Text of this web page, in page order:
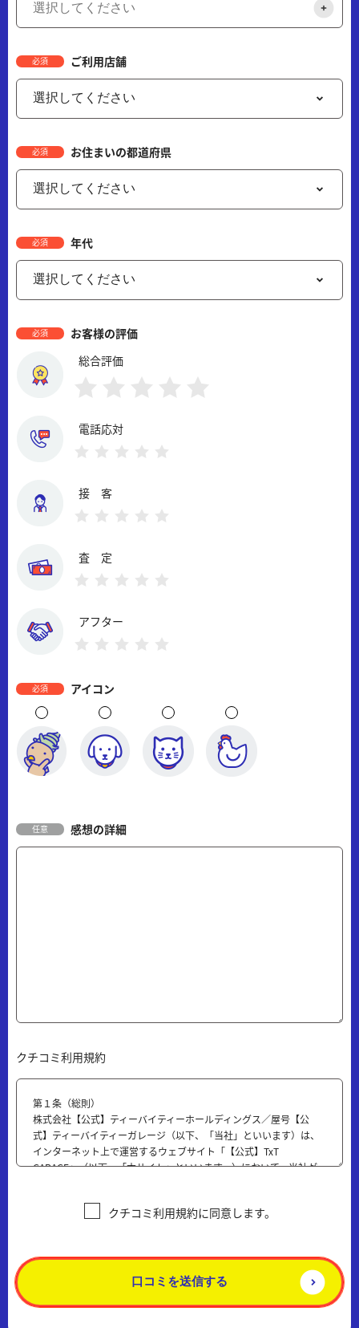
必須 ご利用店舗
必須 お住まいの都道府県
必須 年代
必須
お客様の評価
総合評価
電話応対
接 客
査 定
アフター
必須 アイコン
任意 感想の詳細
クチコミ利用規約
第１条（総則）
株式会社【公式】ティーバイティーホールディングス／屋号【公
式】ティーバイティーガレージ（以下、「当社」といいます）は、
インターネット上で運営するウェブサイト「【公式】TxT
GARAGE」（以下、「本サイト」といいます。）において、当社が
コミご利用規約」（以下、「本規約」といいます）を設けておりま
第２条（規約の範囲と変更）
本規約は、本サービスをご利用される全てのご利用者に適用されま
す。本サービスをご利用された際は、ご利用者は本規約にご同意さ
れご承諾されたものとみなされます。 当社は、必要に応じて本規約
クチコミ利用規約に同意します。
口コミを送信する